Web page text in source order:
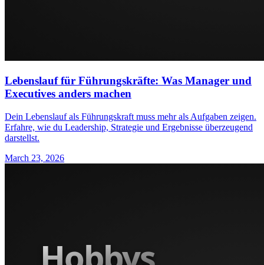
Lebenslauf für Führungskräfte: Was Manager und
Executives anders machen
Dein Lebenslauf als Führungskraft muss mehr als Aufgaben zeigen.
Erfahre, wie du Leadership, Strategie und Ergebnisse überzeugend
darstellst.
March 23, 2026